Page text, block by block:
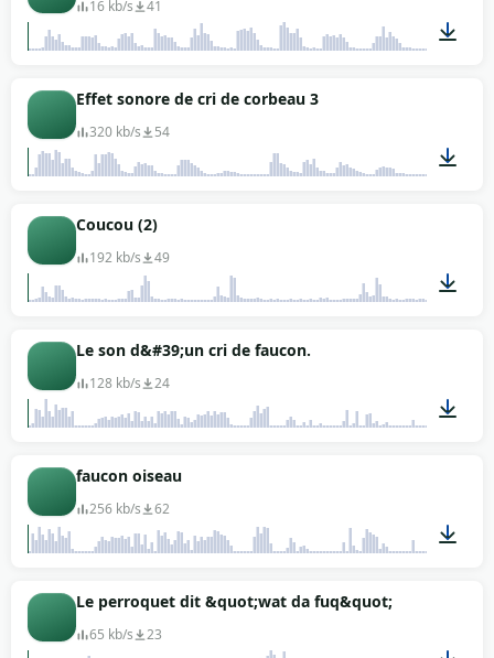
16 kb/s 41
Effet sonore de cri de corbeau 3
320 kb/s 54
Coucou (2)
192 kb/s 49
Le son d&#39;un cri de faucon.
128 kb/s 24
faucon oiseau
256 kb/s 62
Le perroquet dit &quot;wat da fuq&quot;
65 kb/s 23